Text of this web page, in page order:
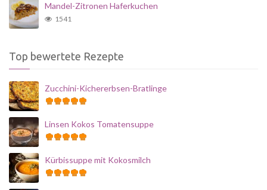
Mandel-Zitronen Haferkuchen
1541
Top bewertete Rezepte
Zucchini-Kichererbsen-Bratlinge
Linsen Kokos Tomatensuppe
Kürbissuppe mit Kokosmilch